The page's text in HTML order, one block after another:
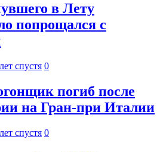
в Лету
попрощался с
спустя 0
погиб после
на Гран-при Италии
спустя 0